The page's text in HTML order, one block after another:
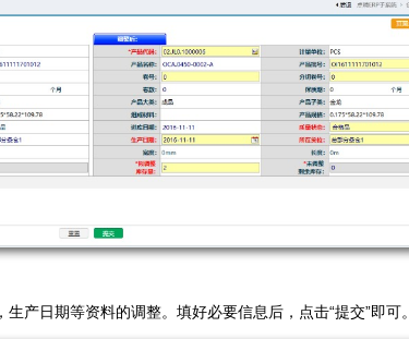
产日期等资料的调整。填好必要信息后，点击“提交”即可。